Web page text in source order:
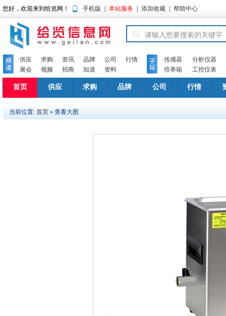
您好，欢迎来到给览网！ 手机版 本站服务 添加收藏 帮助中心
供应 求购 资讯 品牌 公司
行情
展会
视频 招商 知道 资料
传感器
分析仪器
培养箱
工控仪表
首页 供应 求购 品牌 公司 行情
当前位置: 首页 » 查看大图